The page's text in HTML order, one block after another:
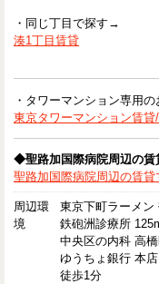
・同じ丁目で探す→
湊1丁目賃貸
・タワーマンション専用
東京タワーマンション賃貸
◆聖路加国際病院周辺の
聖路加国際病院周辺の賃貸
周辺環
境
東京下町ラーメン
鉄砲洲診療所
中央区の内科 高
ゆうちょ銀行 本
徒歩1分